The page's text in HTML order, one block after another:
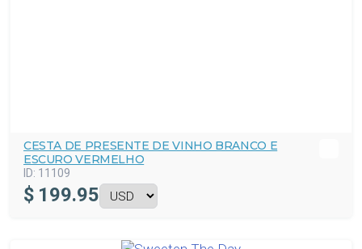
CESTA DE PRESENTE DE VINHO BRANCO E
ESCURO VERMELHO
ID: 11109
$ 199.95